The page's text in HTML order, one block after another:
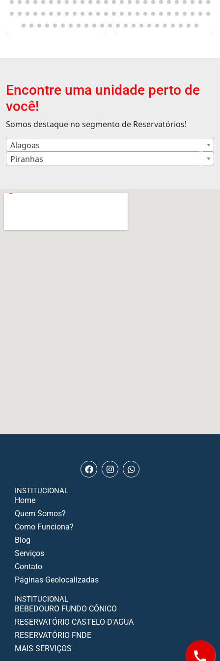
Encontre uma unidade perto de
você!
Somos destaque no segmento de Reservatórios!
×
Alagoas
×
Piranhas
INSTITUCIONAL
Home
Quem Somos?
Como Funciona?
Blog
Serviços
Contato
Páginas Geolocalizadas
INSTITUCIONAL
BEBEDOURO FUNDO CÔNICO
RESERVATÓRIO CASTELO D'AGUA
RESERVATÓRIO FNDE
MAIS SERVIÇOS